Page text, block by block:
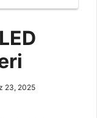
23, 2025